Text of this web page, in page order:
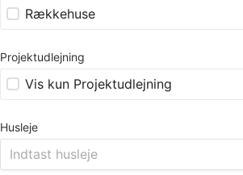
Rækkehuse
Projektudlejning
Vis kun Projektudlejning
Husleje